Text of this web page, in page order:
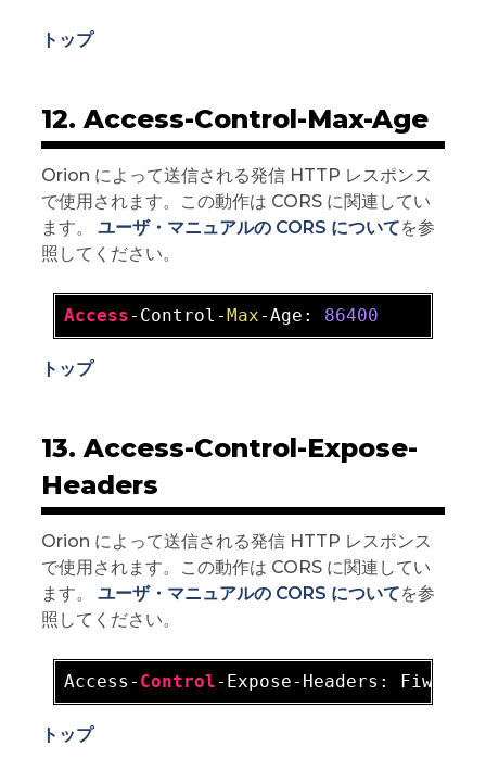
トップ
12. Access-Control-Max-Age
Orion によって送信される発信 HTTP レスポンス
で使用されます。この動作は CORS に関連してい
ます。 ユーザ・マニュアルの CORS についてを参
照してください。
Access-Control- Max-Age: 86400
トップ
13. Access-Control-Expose-
Headers
Orion によって送信される発信 HTTP レスポンス
で使用されます。この動作は CORS に関連してい
ます。 ユーザ・マニュアルの CORS についてを参
照してください。
Access- Control-Expose-Headers:
トップ